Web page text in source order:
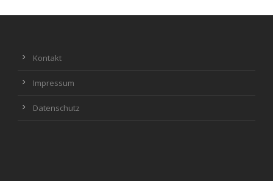
Kontakt
Impressum
Datenschutz